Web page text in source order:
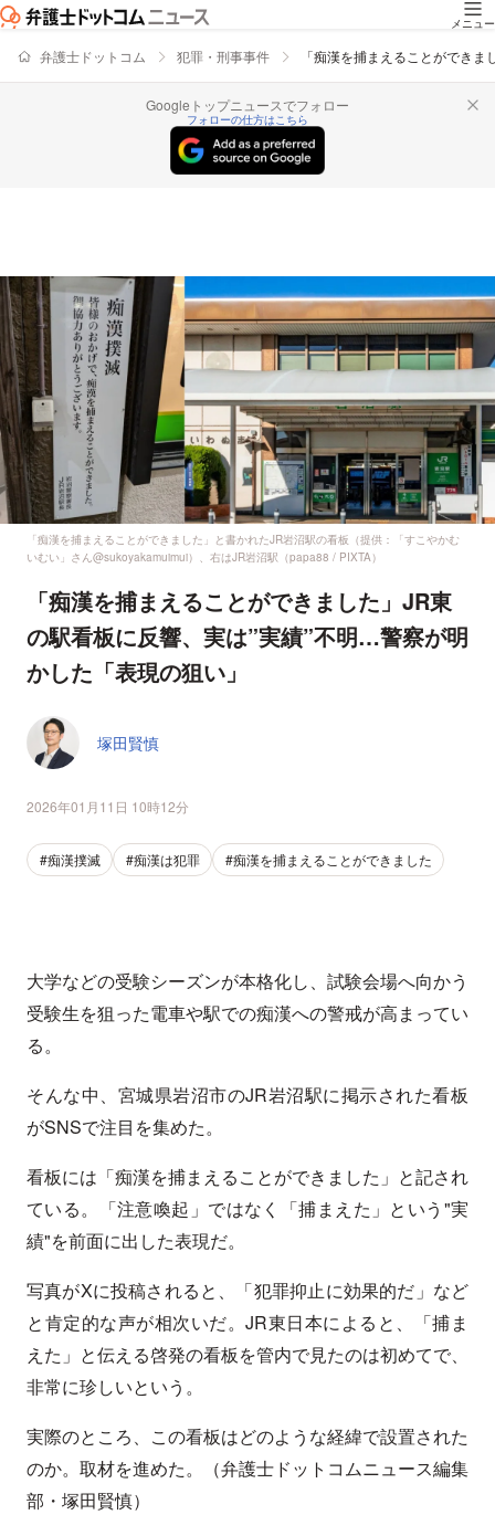
メニュー
弁護士ドットコム 犯罪・刑事事件 「痴漢を捕まえることができ
Googleトップニュースでフォロー
フォローの仕方はこちら
「痴漢を捕まえることができました」と書かれたJR岩沼駅の看板（提供：「すこやかむ
いむい」さん@sukoyakamuimui）、右はJR岩沼駅（papa88 / PIXTA）
「痴漢を捕まえることができました」JR東
の駅看板に反響、実は”実績”不明…警察が明
かした「表現の狙い」
塚田賢慎
2026年01月11日 10時12分
#痴漢撲滅 #痴漢は犯罪 #痴漢を捕まえることができました
大学などの受験シーズンが本格化し、試験会場へ向かう
受験生を狙った電車や駅での痴漢への警戒が高まってい
る。
そんな中、宮城県岩沼市のJR岩沼駅に掲示された看板
がSNSで注目を集めた。
看板には「痴漢を捕まえることができました」と記され
ている。「注意喚起」ではなく「捕まえた」という"実
績"を前面に出した表現だ。
写真がXに投稿されると、「犯罪抑止に効果的だ」など
と肯定的な声が相次いだ。JR東日本によると、「捕ま
えた」と伝える啓発の看板を管内で見たのは初めてで、
非常に珍しいという。
実際のところ、この看板はどのような経緯で設置された
のか。取材を進めた。（弁護士ドットコムニュース編集
部・塚田賢慎）